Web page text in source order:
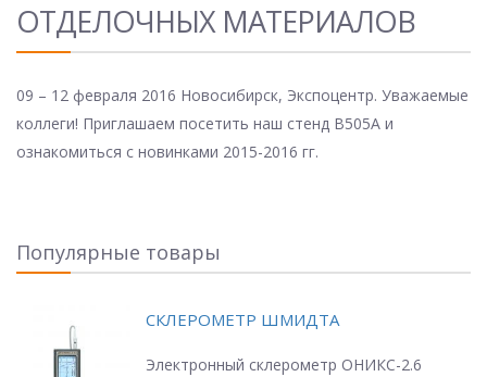
ОТДЕЛОЧНЫХ МАТЕРИАЛОВ
09 – 12 февраля 2016 Новосибирск, Экспоцентр. Уважаемые
коллеги! Приглашаем посетить наш стенд B505A и
ознакомиться с новинками 2015-2016 гг.
Популярные товары
СКЛЕРОМЕТР ШМИДТА
Электронный склерометр ОНИКС-2.6